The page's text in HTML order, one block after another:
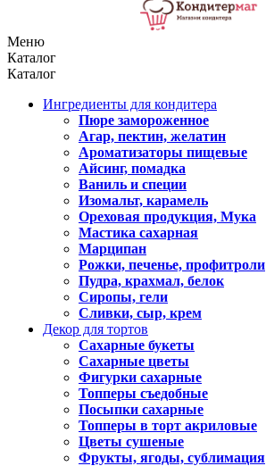
Меню
Каталог
Каталог
Ингредиенты для кондитера
Пюре замороженное
Агар, пектин, желатин
Ароматизаторы пищевые
Айсинг, помадка
Ваниль и специи
Изомальт, карамель
Ореховая продукция, Мука
Мастика сахарная
Марципан
Рожки, печенье, профитроли
Пудра, крахмал, белок
Сиропы, гели
Сливки, сыр, крем
Декор для тортов
Сахарные букеты
Сахарные цветы
Фигурки сахарные
Топперы съедобные
Посыпки сахарные
Топперы в торт акриловые
Цветы сушеные
Фрукты, ягоды, сублимация